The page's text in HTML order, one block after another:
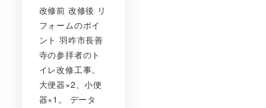
改修前 改修後 リ
フォームのポイ
ント 羽咋市長善
寺の参拝者のト
イレ改修工事。
大便器×2、小便
器×1。 データ